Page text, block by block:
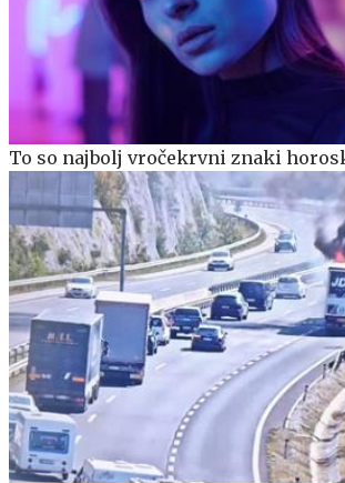
To so najbolj vročekrvni znaki